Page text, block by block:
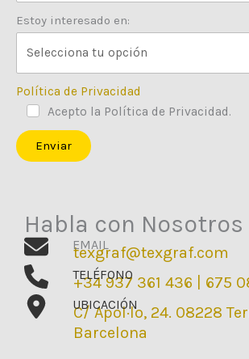
Estoy interesado en:
Política de Privacidad
Acepto la Política de Privacidad.
Enviar
Habla con Nosotros
EMAIL
texgraf@texgraf.com
TELÉFONO
+34 937 361 436 675
UBICACIÓN
C/ Apol·lo, 24. 08228
Barcelona